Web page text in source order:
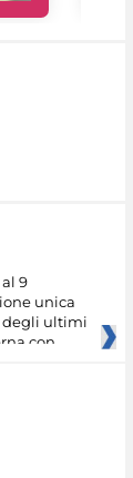
9
unica
degli ultimi
con